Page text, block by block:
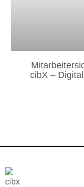
cibX –